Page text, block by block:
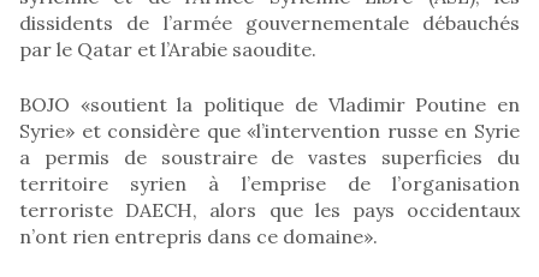
dissidents de l’armée gouvernementale débauchés
par le Qatar et l’Arabie saoudite.
BOJO «soutient la politique de Vladimir Poutine en
Syrie» et considère que «l’intervention russe en Syrie
a permis de soustraire de vastes superficies du
territoire syrien à l’emprise de l’organisation
terroriste DAECH, alors que les pays occidentaux
n’ont rien entrepris dans ce domaine».